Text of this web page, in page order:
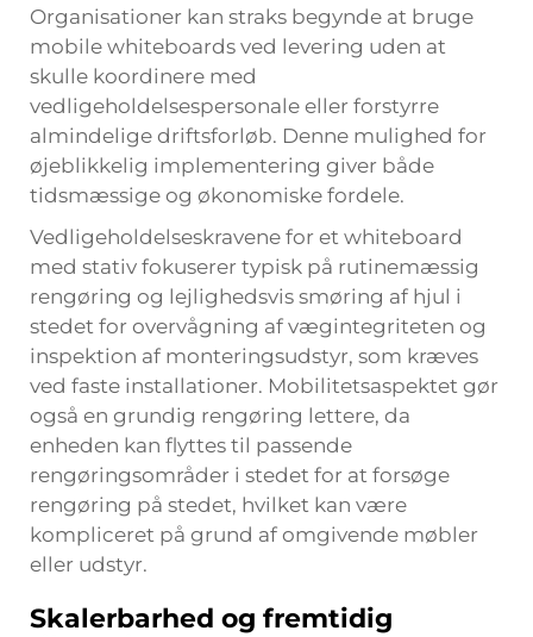
Organisationer kan straks begynde at bruge
mobile whiteboards ved levering uden at
skulle koordinere med
vedligeholdelsespersonale eller forstyrre
almindelige driftsforløb. Denne mulighed for
øjeblikkelig implementering giver både
tidsmæssige og økonomiske fordele.
Vedligeholdelseskravene for et whiteboard
med stativ fokuserer typisk på rutinemæssig
rengøring og lejlighedsvis smøring af hjul i
stedet for overvågning af vægintegriteten og
inspektion af monteringsudstyr, som kræves
ved faste installationer. Mobilitetsaspektet gør
også en grundig rengøring lettere, da
enheden kan flyttes til passende
rengøringsområder i stedet for at forsøge
rengøring på stedet, hvilket kan være
kompliceret på grund af omgivende møbler
eller udstyr.
Skalerbarhed og fremtidig